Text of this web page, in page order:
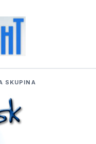
SKUPINA